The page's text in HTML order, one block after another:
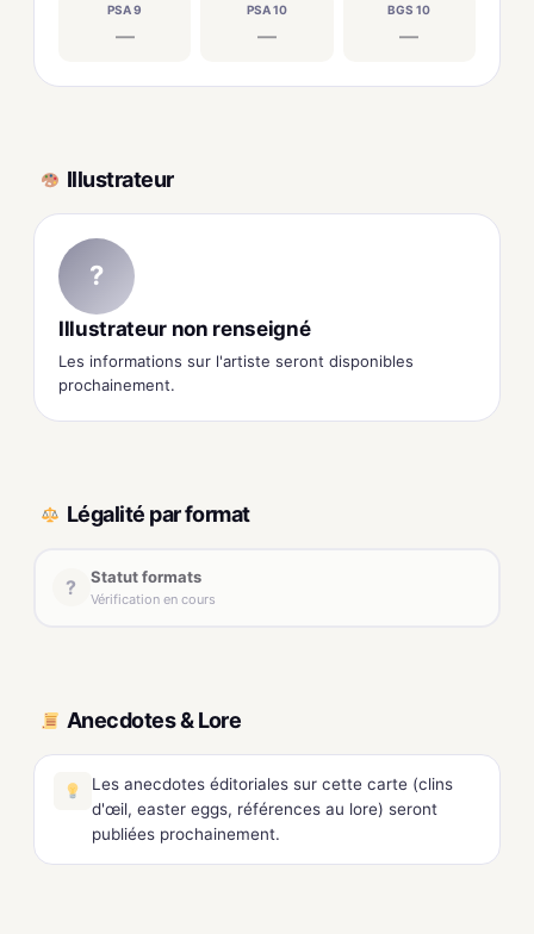
PSA 9
—
PSA 10
—
BGS 10
—
Illustrateur
?
Illustrateur non renseigné
Les informations sur l'artiste seront disponibles
prochainement.
Légalité par format
? Statut formats
Vérification en cours
Anecdotes & Lore
Les anecdotes éditoriales sur cette carte (clins
d'œil, easter eggs, références au lore) seront
publiées prochainement.